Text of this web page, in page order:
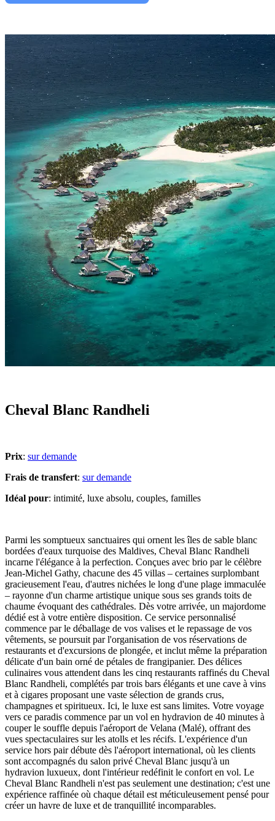
Cheval Blanc Randheli
Prix: sur demande
Frais de transfert: sur demande
Idéal pour: intimité, luxe absolu, couples, familles
Parmi les somptueux sanctuaires qui ornent les îles de sable blanc
bordées d'eaux turquoise des Maldives, Cheval Blanc Randheli
incarne l'élégance à la perfection. Conçues avec brio par le célèbre
Jean-Michel Gathy, chacune des 45 villas – certaines surplombant
gracieusement l'eau, d'autres nichées le long d'une plage immaculée
– rayonne d'un charme artistique unique sous ses grands toits de
chaume évoquant des cathédrales. Dès votre arrivée, un majordome
dédié est à votre entière disposition. Ce service personnalisé
commence par le déballage de vos valises et le repassage de vos
vêtements, se poursuit par l'organisation de vos réservations de
restaurants et d'excursions de plongée, et inclut même la préparation
délicate d'un bain orné de pétales de frangipanier. Des délices
culinaires vous attendent dans les cinq restaurants raffinés du Cheval
Blanc Randheli, complétés par trois bars élégants et une cave à vins
et à cigares proposant une vaste sélection de grands crus,
champagnes et spiritueux. Ici, le luxe est sans limites. Votre voyage
vers ce paradis commence par un vol en hydravion de 40 minutes à
couper le souffle depuis l'aéroport de Velana (Malé), offrant des
vues spectaculaires sur les atolls et les récifs. L'expérience d'un
service hors pair débute dès l'aéroport international, où les clients
sont accompagnés du salon privé Cheval Blanc jusqu'à un
hydravion luxueux, dont l'intérieur redéfinit le confort en vol. Le
Cheval Blanc Randheli n'est pas seulement une destination; c'est une
expérience raffinée où chaque détail est méticuleusement pensé pour
créer un havre de luxe et de tranquillité incomparables.